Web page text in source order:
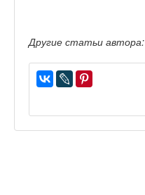
Другие статьи автора: